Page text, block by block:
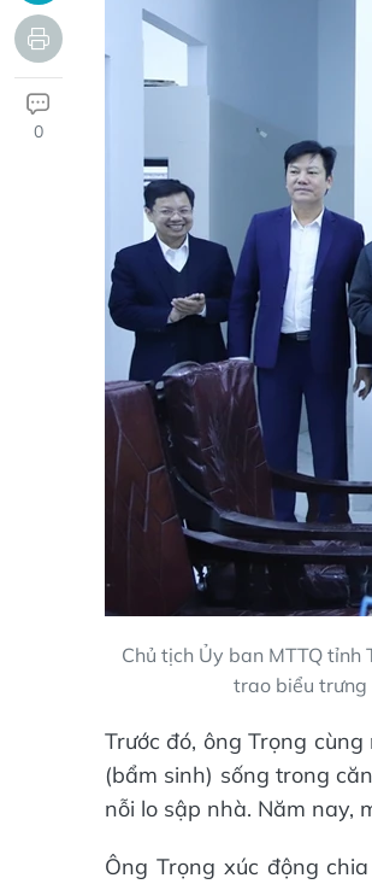
0
Chủ tịch Ủy ban MTTQ
trao biểu trưng
Trước đó, ông Trọng
(bẩm sinh) sống trong
nỗi lo sập nhà. Năm nay,
Ông Trọng xúc động